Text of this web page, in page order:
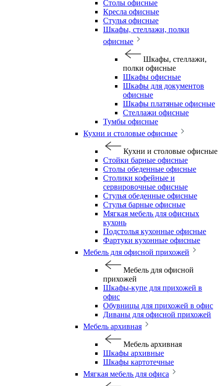
Столы офисные
Кресла офисные
Стулья офисные
Шкафы, стеллажи, полки
офисные
Шкафы, стеллажи,
полки офисные
Шкафы офисные
Шкафы для документов
офисные
Шкафы платяные офисные
Стеллажи офисные
Тумбы офисные
Кухни и столовые офисные
Кухни и столовые офисные
Стойки барные офисные
Столы обеденные офисные
Столики кофейные и
сервировочные офисные
Стулья обеденные офисные
Стулья барные офисные
Мягкая мебель для офисных
кухонь
Подстолья кухонные офисные
Фартуки кухонные офисные
Мебель для офисной прихожей
Мебель для офисной
прихожей
Шкафы-купе для прихожей в
офис
Обувницы для прихожей в офис
Диваны для офисной прихожей
Мебель архивная
Мебель архивная
Шкафы архивные
Шкафы картотечные
Мягкая мебель для офиса